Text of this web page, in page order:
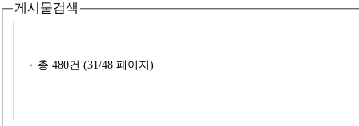
게시물검색
총 480건 (31/48 페이지)